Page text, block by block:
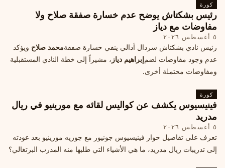
كورة
رئيس بشكتاش يوضح عدم خسارة صفقة صلاح ولا
مفاوضات مع دياز
٥ أغسطس ٢٠٢٦
رئيس نادي بشكتاش سردال أدالي ينفي خسارة صفقةمحمد صلاح ويؤكد
عدم وجود مفاوضات لضمإبراهيم دياز ، مشيراً إلى خطة النادي المستقبلية
ومفاوضات محتملة أخرى.
كورة
فينيسيوس يكشف عن كواليس لقائه مع مورينيو في ريال
مدريد
٥ أغسطس ٢٠٢٦
تعرف على تفاصيل حوار فينيسيوس جونيور مع جوزيه مورينيو بعد عودته
إلى تدريبات ريال مدريد، ما هي الأشياء التي طلبها منه المدرب البرتغالي؟